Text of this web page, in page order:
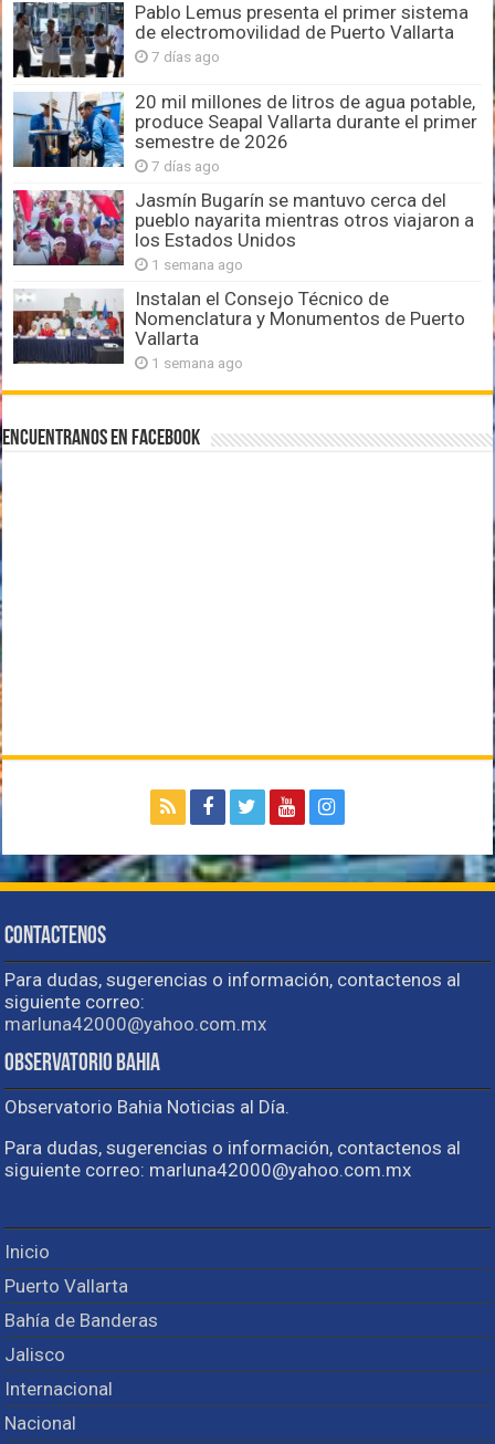
Pablo Lemus presenta el primer sistema
de electromovilidad de Puerto Vallarta
7 días ago
20 mil millones de litros de agua potable,
produce Seapal Vallarta durante el primer
semestre de 2026
7 días ago
Jasmín Bugarín se mantuvo cerca del
pueblo nayarita mientras otros viajaron a
los Estados Unidos
1 semana ago
Instalan el Consejo Técnico de
Nomenclatura y Monumentos de Puerto
Vallarta
1 semana ago
Encuentranos en Facebook
Contactenos
Para dudas, sugerencias o información, contactenos al
siguiente correo:
marluna42000@yahoo.com.mx
Observatorio Bahia
Observatorio Bahia Noticias al Día.
Para dudas, sugerencias o información, contactenos al
siguiente correo: marluna42000@yahoo.com.mx
Inicio
Puerto Vallarta
Bahía de Banderas
Jalisco
Internacional
Nacional